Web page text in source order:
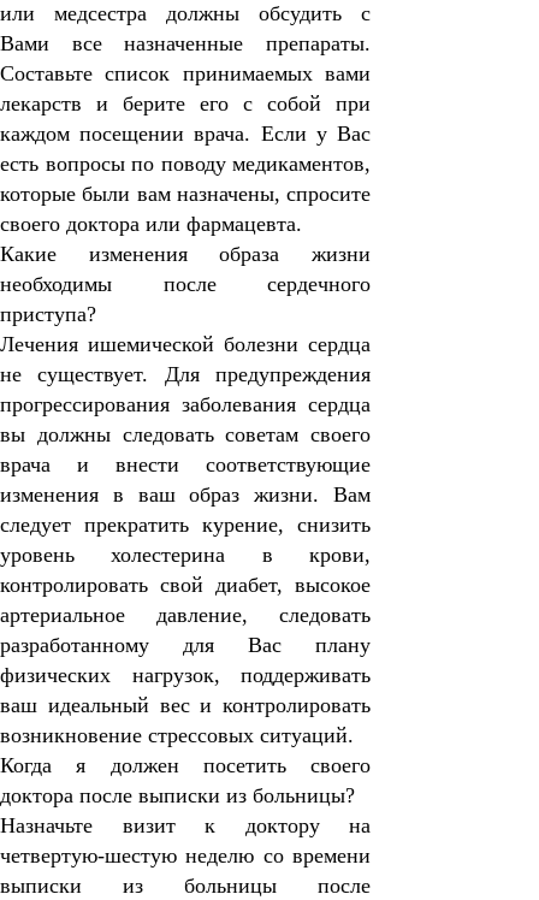
или медсестра должны обсудить с
Вами все назначенные препараты.
Составьте список принимаемых вами
лекарств и берите его с собой при
каждом посещении врача. Если у Вас
есть вопросы по поводу медикаментов,
которые были вам назначены, спросите
своего доктора или фармацевта.
Какие изменения образа жизни
необходимы после сердечного
приступа?
Лечения ишемической болезни сердца
не существует. Для предупреждения
прогрессирования заболевания сердца
вы должны следовать советам своего
врача и внести соответствующие
изменения в ваш образ жизни. Вам
следует прекратить курение, снизить
уровень холестерина в крови,
контролировать свой диабет, высокое
артериальное давление, следовать
разработанному для Вас плану
физических нагрузок, поддерживать
ваш идеальный вес и контролировать
возникновение стрессовых ситуаций.
Когда я должен посетить своего
доктора после выписки из больницы?
Назначьте визит к доктору на
четвертую-шестую неделю со времени
выписки из больницы после